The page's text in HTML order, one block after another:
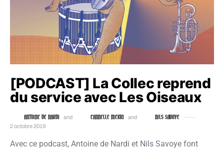
[PODCAST] La Collec reprend
du service avec Les Oiseaux
ANTOINE DE NARDI and CANNELLE MEKKI and NILS SAVOYE
2 octobre 2019
Avec ce podcast, Antoine de Nardi et Nils Savoye font